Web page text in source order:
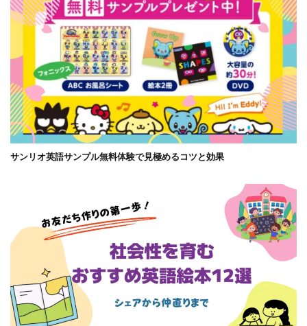
サンリオ英語サンプル無料体験で見極めるコツと効果